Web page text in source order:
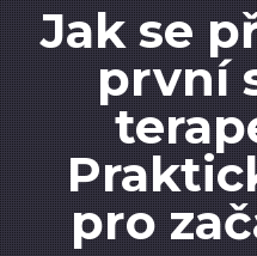
Jak se
první
pro